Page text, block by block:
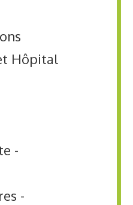
Hôpital
-
-